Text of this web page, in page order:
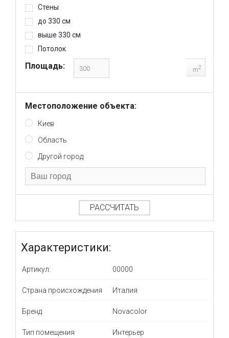
Стены
до 330 см
выше 330 см
Потолок
Площадь: m2
Местоположение объекта:
Киев
Область
Другой город
РАССЧИТАТЬ
Характеристики:
Артикул: 00000
Страна происхождения Италия
Бренд Novacolor
Тип помещения Интерьер